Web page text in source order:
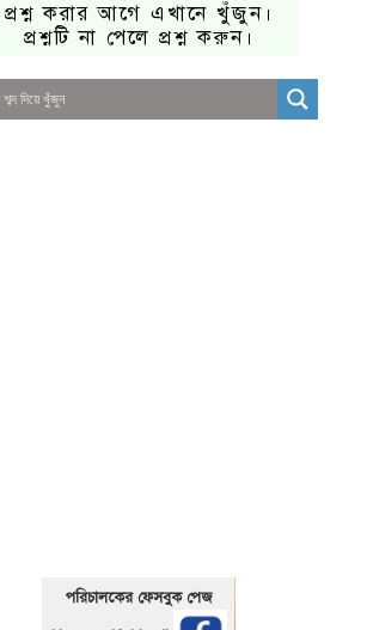
প্রশ্ন করার আগে এখানে খুঁজুন।
প্রশ্নটি না পেলে প্রশ্ন করুন।
পরিচালকের ফেসবুক পেজ